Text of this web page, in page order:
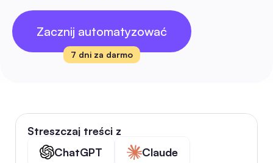
Zacznij automatyzować
7 dni za darmo
Streszczaj treści z
ChatGPT
Claude